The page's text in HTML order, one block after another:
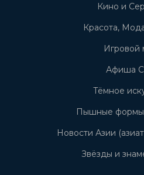
Кино и
Красота,
Игровой
Афиша
Тёмное
Пышные формы
Новости Азии
Звёзды и